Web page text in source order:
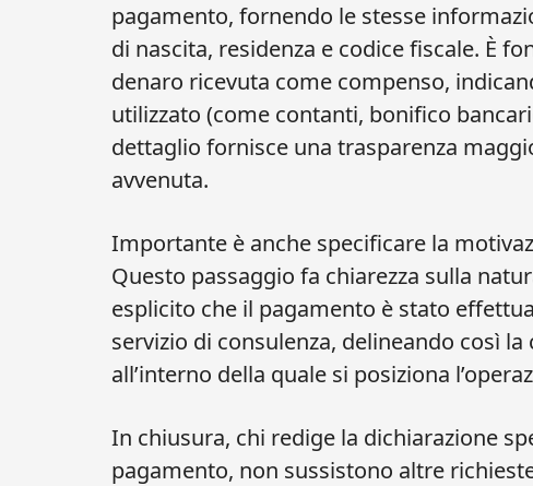
pagamento, fornendo le stesse
di nascita, residenza e codice fiscale. È
denaro ricevuta come compenso,
utilizzato (come contanti, bonifico
dettaglio fornisce una trasparenza
avvenuta.
Importante è anche specificare la
Questo passaggio fa chiarezza sulla
esplicito che il pagamento è stato
servizio di consulenza, delineando così
all’interno della quale si posiziona
In chiusura, chi redige la dichiarazione
pagamento, non sussistono altre